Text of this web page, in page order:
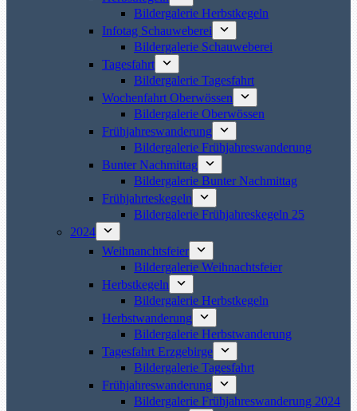
Bildergalerie Herbstkegeln
Infotag Schauweberei
Bildergalerie Schauweberei
Tagesfahrt
Bildergalerie Tagesfahrt
Wochenfahrt Oberwössen
Bildergalerie Oberwössen
Frühjahreswanderung
Bildergalerie Frühjahreswanderung
Bunter Nachmittag
Bildergalerie Bunter Nachmittag
Frühjahrteskegeln
Bildergalerie Frühjahreskegeln 25
2024
Weihnanchtsfeier
Bildergalerie Weihnachtsfeier
Herbstkegeln
Bildergalerie Herbstkegeln
Herbstwanderung
Bildergalerie Herbstwanderung
Tagesfahrt Erzgebirge
Bildergalerie Tagesfahrt
Frühjahreswanderung
Bildergalerie Frühjahreswanderung 2024